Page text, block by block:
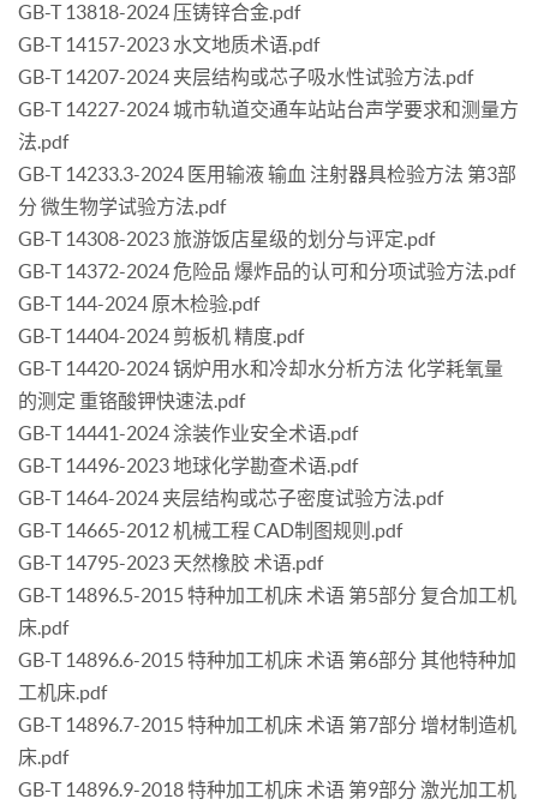
GB-T 13818-2024 压铸锌合金.pdf
GB-T 14157-2023 水文地质术语.pdf
GB-T 14207-2024 夹层结构或芯子吸水性试验方法.pdf
GB-T 14227-2024 城市轨道交通车站站台声学要求和测量方
法.pdf
GB-T 14233.3-2024 医用输液 输血 注射器具检验方法 第3部
分 微生物学试验方法.pdf
GB-T 14308-2023 旅游饭店星级的划分与评定.pdf
GB-T 14372-2024 危险品 爆炸品的认可和分项试验方法.pdf
GB-T 144-2024 原木检验.pdf
GB-T 14404-2024 剪板机 精度.pdf
GB-T 14420-2024 锅炉用水和冷却水分析方法 化学耗氧量
的测定 重铬酸钾快速法.pdf
GB-T 14441-2024 涂装作业安全术语.pdf
GB-T 14496-2023 地球化学勘查术语.pdf
GB-T 1464-2024 夹层结构或芯子密度试验方法.pdf
GB-T 14665-2012 机械工程 CAD制图规则.pdf
GB-T 14795-2023 天然橡胶 术语.pdf
GB-T 14896.5-2015 特种加工机床 术语 第5部分 复合加工机
床.pdf
GB-T 14896.6-2015 特种加工机床 术语 第6部分 其他特种加
工机床.pdf
GB-T 14896.7-2015 特种加工机床 术语 第7部分 增材制造机
床.pdf
GB-T 14896.9-2018 特种加工机床 术语 第9部分 激光加工机